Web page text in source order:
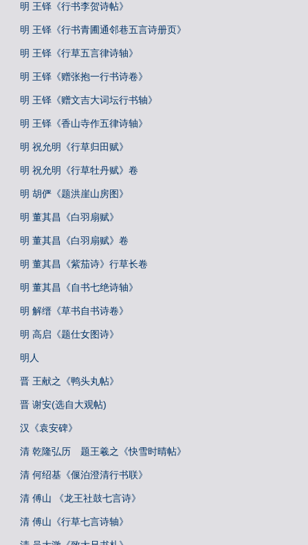
明 王铎《行书李贺诗帖》
明 王铎《行书青圃通邻巷五言诗册页》
明 王铎《行草五言律诗轴》
明 王铎《赠张抱一行书诗卷》
明 王铎《赠文吉大词坛行书轴》
明 王铎《香山寺作五律诗轴》
明 祝允明《行草归田赋》
明 祝允明《行草牡丹赋》卷
明 胡俨《题洪崖山房图》
明 董其昌《白羽扇赋》
明 董其昌《白羽扇赋》卷
明 董其昌《紫茄诗》行草长卷
明 董其昌《自书七绝诗轴》
明 解缙《草书自书诗卷》
明 高启《题仕女图诗》
明人
晋 王献之《鸭头丸帖》
晋 谢安(选自大观帖)
汉《袁安碑》
清 乾隆弘历 题王羲之《快雪时晴帖》
清 何绍基《偃泊澄清行书联》
清 傅山 《龙王社鼓七言诗》
清 傅山《行草七言诗轴》